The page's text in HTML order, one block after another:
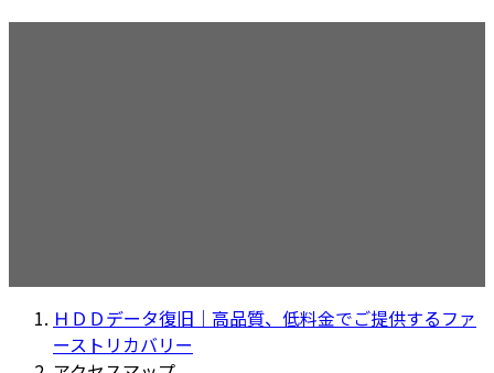
ＨＤＤデータ復旧｜高品質、低料金でご提供するファ
ーストリカバリー